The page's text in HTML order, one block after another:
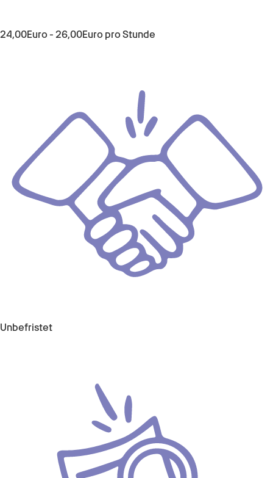
24,00Euro- 26,00Euro pro Stunde
Unbefristet